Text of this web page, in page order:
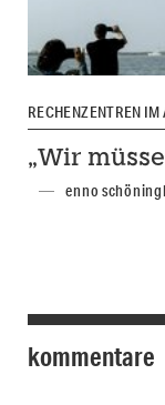
RECHENZENTREN IM
„Wir
enno
kommentare